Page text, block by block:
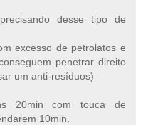
desse tipo de
excesso de petrolatos e
penetrar direito
um anti-resíduos)
20min com touca de
10min.